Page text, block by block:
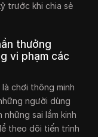
trước khi chia sẻ
thưởng
vi phạm các
chơi thông minh
người dùng
sai lầm kinh
theo dõi tiến trình